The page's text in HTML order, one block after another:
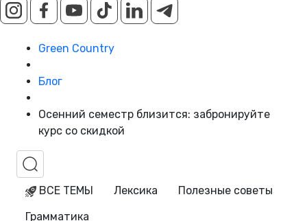
Green Country
Блог
Осенний семестр близится: забронируйте
курс со скидкой
ВСЕ ТЕМЫ Лексика
Полезные советы
Грамматика